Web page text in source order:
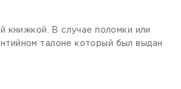
книжкой. В случае поломки или
талоне который был выдан